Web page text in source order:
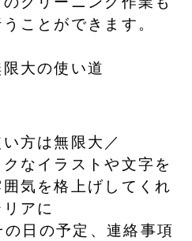
ことができます。
大の使い道
方は無限大／
なイラストや文字を
気を格上げしてくれ
アに
の日の予定、連絡事項